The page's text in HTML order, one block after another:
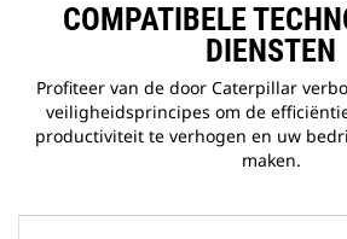
COMPATIBELE
DIENSTEN
Profiteer van de door Caterpillar
veiligheidsprincipes om de
productiviteit te verhogen en uw
maken.